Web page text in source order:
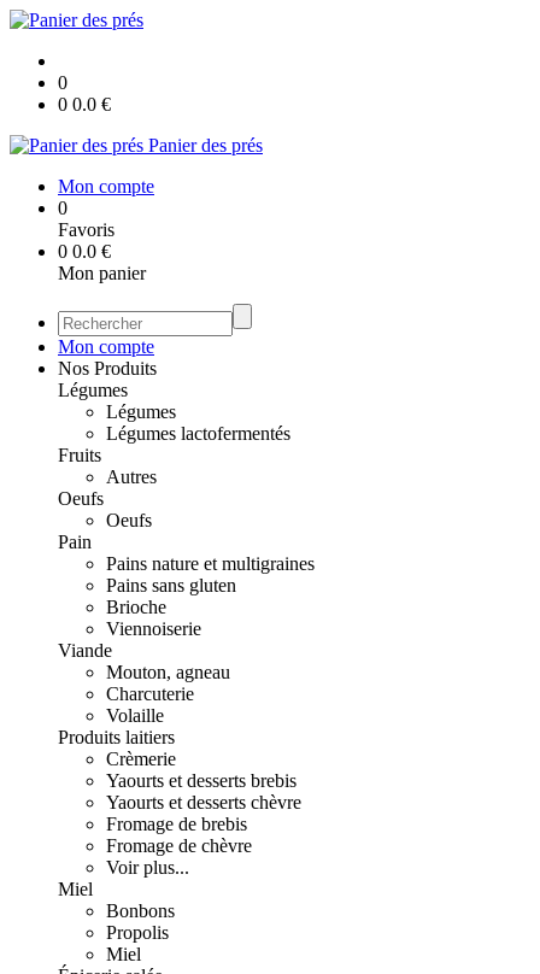
0
0 0.0 €
Panier des prés
Mon compte
0
Favoris
0 0.0 €
Mon panier
Mon compte
Nos Produits
Légumes
Légumes
Légumes lactofermentés
Fruits
Autres
Oeufs
Oeufs
Pain
Pains nature et multigraines
Pains sans gluten
Brioche
Viennoiserie
Viande
Mouton, agneau
Charcuterie
Volaille
Produits laitiers
Crèmerie
Yaourts et desserts brebis
Yaourts et desserts chèvre
Fromage de brebis
Fromage de chèvre
Voir plus...
Miel
Bonbons
Propolis
Miel